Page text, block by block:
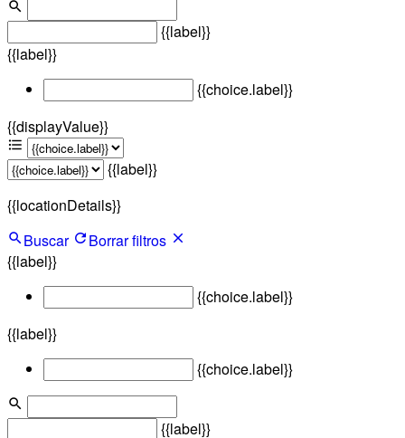
{{label}}
{{label}}
{{choice.label}}
{{displayValue}}
{{label}}
{{locationDetails}}
Buscar
Borrar filtros
{{label}}
{{choice.label}}
{{label}}
{{choice.label}}
{{label}}